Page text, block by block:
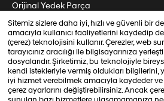
Sitemiz sizlere daha iyi, hızlı ve güvenli bir
amacıyla kullanıcı faaliyetlerini kaydedip
(çerez) teknolojisini kullanır. Çerezler, web
tarayıcınız aracılığı ile bilgisayarınıza
dosyalarıdır. Şirketimiz, bu teknolojiyle
kendi istekleriyle vermiş oldukları bilgilerini,
iyi hizmet verebilmek amacıyla kaydeder ve
çerez ayarlarını değiştirebilirsiniz. Ancak
Orijinal Yedek Parça
Periyodik Bakım
Söz Veriyoruz
Hyundai Marka Koleksiyonu
Fırsat Parçaları